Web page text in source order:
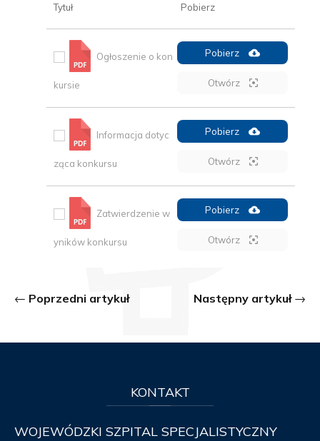
Tytuł Pobierz
Ogłoszenie o kon
kursie
Pobierz
Otwórz
Informacja dotyc
ząca konkursu
Pobierz
Otwórz
Zatwierdzenie w
yników konkursu
Pobierz
Otwórz
Poprzedni artykuł Następny artykuł
KONTAKT
WOJEWÓDZKI SZPITAL SPECJALISTYCZNY